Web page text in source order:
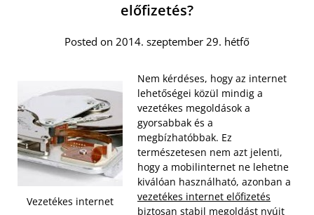
előfizetés?
Posted on 2014. szeptember 29. hétfő
Vezetékes internet
Nem kérdéses, hogy az internet
lehetőségei közül mindig a
vezetékes megoldások a
gyorsabbak és a
megbízhatóbbak. Ez
természetesen nem azt jelenti,
hogy a mobilinternet ne lehetne
kiválóan használható, azonban a
vezetékes internet előfizetés
biztosan stabil megoldást nyújt